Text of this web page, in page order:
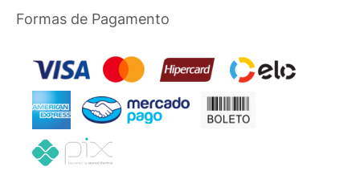
Formas de Pagamento